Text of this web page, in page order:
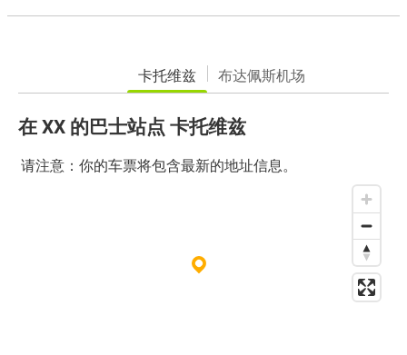
卡托维兹 布达佩斯机场
在 XX 的巴士站点 卡托维兹
请注意：你的车票将包含最新的地址信息。